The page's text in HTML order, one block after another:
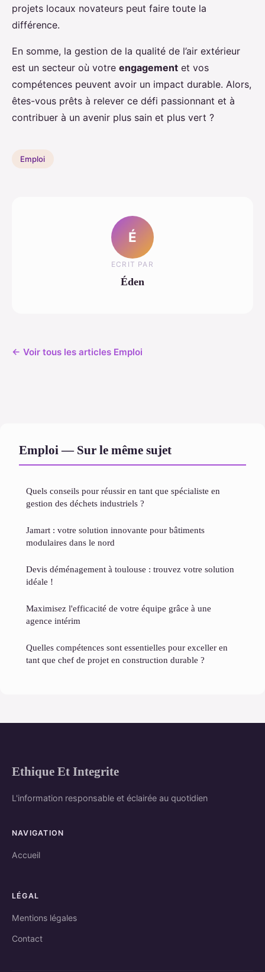
projets locaux novateurs peut faire toute la
différence.
En somme, la gestion de la qualité de l’air extérieur
est un secteur où votre engagement et vos
compétences peuvent avoir un impact durable. Alors,
êtes-vous prêts à relever ce défi passionnant et à
contribuer à un avenir plus sain et plus vert ?
Emploi
É
ECRIT PAR
Éden
← Voir tous les articles Emploi
Emploi — Sur le même sujet
Quels conseils pour réussir en tant que spécialiste en
gestion des déchets industriels ?
Jamart : votre solution innovante pour bâtiments
modulaires dans le nord
Devis déménagement à toulouse : trouvez votre solution
idéale !
Maximisez l'efficacité de votre équipe grâce à une
agence intérim
Quelles compétences sont essentielles pour exceller en
tant que chef de projet en construction durable ?
Ethique Et Integrite
L'information responsable et éclairée au quotidien
NAVIGATION
Accueil
LÉGAL
Mentions légales
Contact